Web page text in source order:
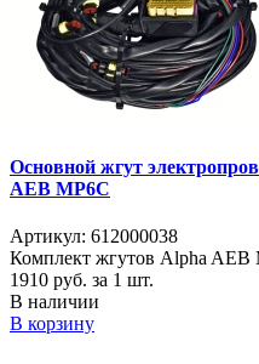
Основной жгут
AEB MP6C
Артикул: 612000038
Комплект жгутов Alpha AEB
1910 руб. за 1 шт.
В наличии
В корзину